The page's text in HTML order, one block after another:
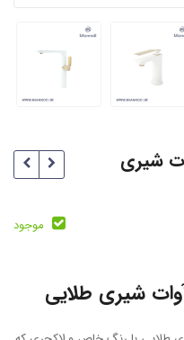
شیری
موجود
شیری طلایی